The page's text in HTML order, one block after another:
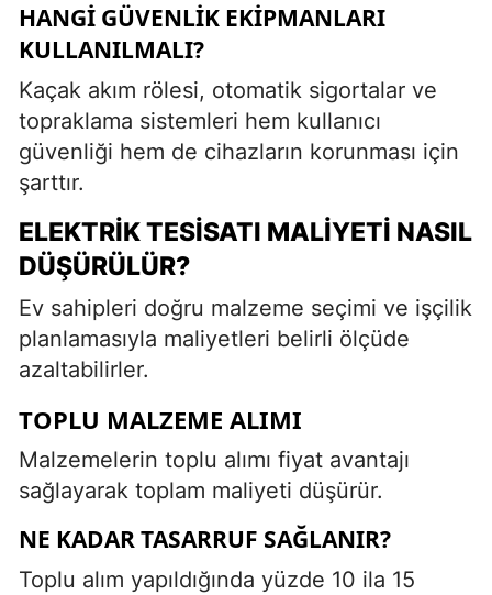
HANGI GÜVENLIK EKIPMANLARI
KULLANILMALI?
Kaçak akım rölesi, otomatik sigortalar ve
topraklama sistemleri hem kullanıcı
güvenliği hem de cihazların korunması için
şarttır.
ELEKTRIK TESISATI MALIYETI NASIL
DÜŞÜRÜLÜR?
Ev sahipleri doğru malzeme seçimi ve işçilik
planlamasıyla maliyetleri belirli ölçüde
azaltabilirler.
TOPLU MALZEME ALIMI
Malzemelerin toplu alımı fiyat avantajı
sağlayarak toplam maliyeti düşürür.
NE KADAR TASARRUF SAĞLANIR?
Toplu alım yapıldığında yüzde 10 ila 15